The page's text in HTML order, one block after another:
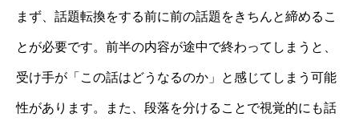
まず、話題転換をする前に前の話題をきちんと締めるこ
とが必要です。前半の内容が途中で終わってしまうと、
受け手が「この話はどうなるのか」と感じてしまう可能
性があります。また、段落を分けることで視覚的にも話